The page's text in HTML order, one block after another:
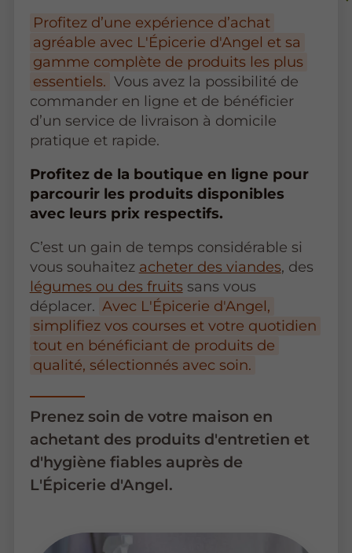
Profitez d’une expérience d’achat
agréable avec L'Épicerie d'Angel et sa
gamme complète de produits les plus
essentiels. Vous avez la possibilité de
commander en ligne et de bénéficier
d’un service de livraison à domicile
pratique et rapide.
Profitez de la boutique en ligne pour
parcourir les produits disponibles
avec leurs prix respectifs.
C’est un gain de temps considérable si
vous souhaitez acheter des viandes, des
légumes ou des fruitssans vous
déplacer. Avec L'Épicerie d'Angel,
simplifiez vos courses et votre quotidien
tout en bénéficiant de produits de
qualité, sélectionnés avec soin.
Prenez soin de votre maison en
achetant des produits d'entretien et
d'hygiène fiables auprès de
L'Épicerie d'Angel.